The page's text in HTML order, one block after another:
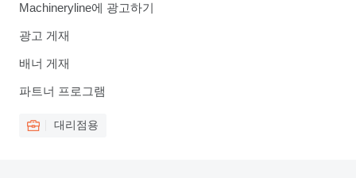
Machineryline에 광고하기
광고 게재
배너 게재
파트너 프로그램
대리점용